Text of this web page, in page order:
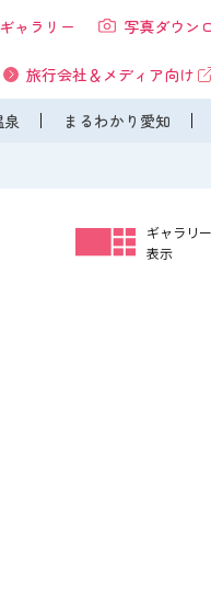
まるわかり愛知
ャラリー 写真ダウン
旅行会社＆メディア向け
ギャラリー
表示